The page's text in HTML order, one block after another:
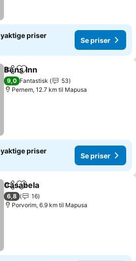
priser
Se priser
Del Legg til i favoritter
Bens Inn
9,0 Fantastisk
53
Pernem, 12.7 km til Mapusa
priser
Se priser
Del Legg til i favoritter
Casabela
6,8
16
Porvorim, 6.9 km til Mapusa